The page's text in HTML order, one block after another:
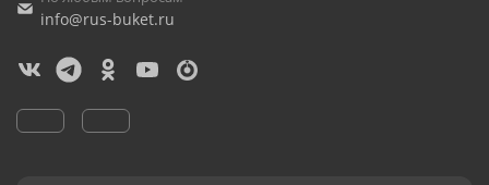
info@rus-buket.ru